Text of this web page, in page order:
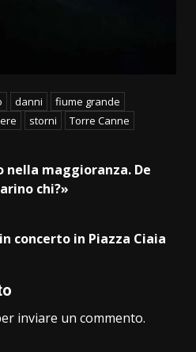
danni
fiume grande
storni Torre Canne
nella maggioranza. De
chi?»
concerto in Piazza Ciaia
inviare un commento.